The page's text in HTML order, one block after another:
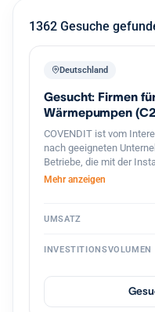
1362 Gesuche
Deutschland
Gesucht: Firmen
Wärmepumpen
COVENDIT ist vom
nach geeigneten
Betriebe, die mit der
Verkauf von Solar- / PV-
Installation, Betrieb,
Brandenburg, Sachsen,
Mitarbeiter: 5-50
flexibel,
gerne weiter aktiv
Mehr anzeigen
UMSATZ
INVESTITIONSVOLUMEN